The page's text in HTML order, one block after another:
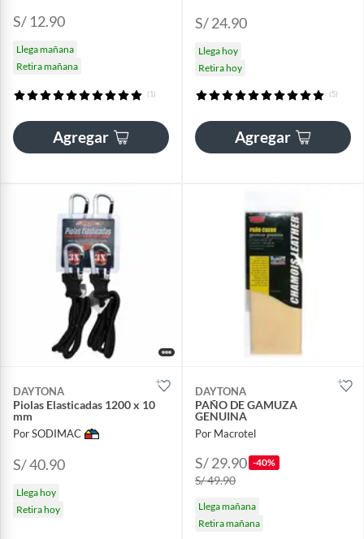
S/ 12.90
Llega mañana
Retira mañana
(1)
Agregar
S/ 24.90
Llega hoy
Retira hoy
(5)
Agregar
DAYTONA
Piolas Elasticadas 1200 x 10
mm
Por SODIMAC
S/ 40.90
Llega hoy
Retira hoy
DAYTONA
PAÑO DE GAMUZA
GENUINA
Por Macrotel
S/ 29.90 -40%
S/ 49.90
Llega mañana
Retira mañana